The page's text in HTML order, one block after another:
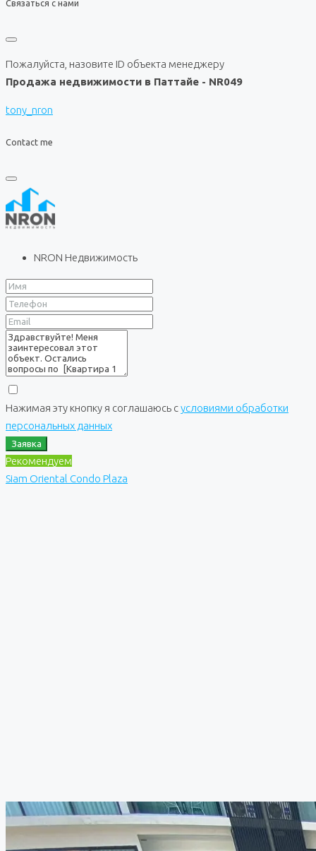
Связаться с нами
Пожалуйста, назовите ID объекта менеджеру
Продажа недвижимости в Паттайе - NR049
tony_nron
Contact me
NRON Недвижимость
Нажимая эту кнопку я соглашаюсь сусловиями обработки
персональных данных
Заявка
Рекомендуем
Siam Oriental Condo Plaza